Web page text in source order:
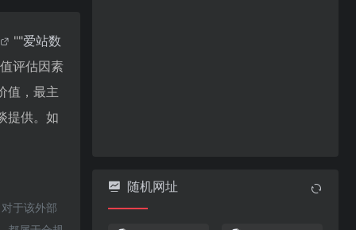
""爱站数
评估因素
值，最主
提供。如
于该外部
随机网址